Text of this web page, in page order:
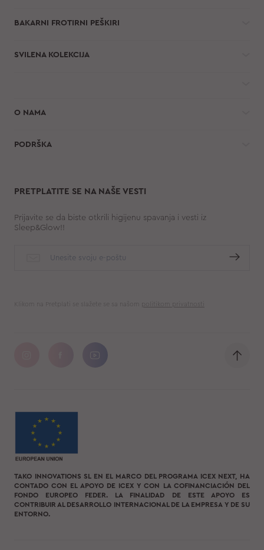
BAKARNI FROTIRNI PEŠKIRI
SVILENA KOLEKCIJA
O NAMA
PODRŠKA
PRETPLATITE SE NA NAŠE VESTI
Prijavite se da biste otkrili higijenu spavanja i vesti iz
Sleep&Glow!!
Klikom na Pretplati se slažete se sa našom politikom privatnosti
TAKO INNOVATIONS SL EN EL MARCO DEL PROGRAMA ICEX NEXT, HA
CONTADO CON EL APOYO DE ICEX Y CON LA COFINANCIACIÓN DEL
FONDO EUROPEO FEDER. LA FINALIDAD DE ESTE APOYO ES
CONTRIBUIR AL DESARROLLO INTERNACIONAL DE LA EMPRESA Y DE SU
ENTORNO.